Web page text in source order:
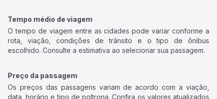
Tempo médio de viagem
O tempo de viagem entre as cidades pode variar conforme a
rota, viação, condições de trânsito e o tipo de ônibus
escolhido. Consulte a estimativa ao selecionar sua passagem.
Preço da passagem
Os preços das passagens variam de acordo com a viação,
data, horário e tipo de poltrona. Confira os valores atualizados